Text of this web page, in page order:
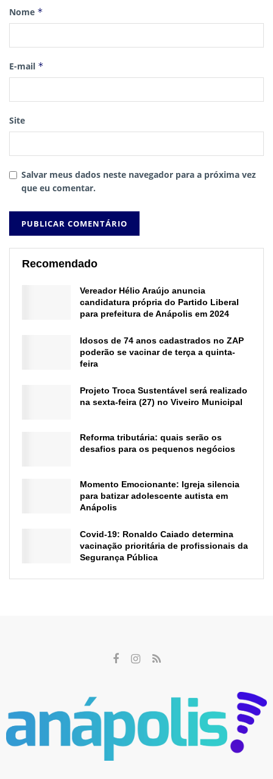
Nome *
E-mail *
Site
Salvar meus dados neste navegador para a próxima vez
que eu comentar.
Recomendado
Vereador Hélio Araújo anuncia
candidatura própria do Partido Liberal
para prefeitura de Anápolis em 2024
Idosos de 74 anos cadastrados no ZAP
poderão se vacinar de terça a quinta-
feira
Projeto Troca Sustentável será realizado
na sexta-feira (27) no Viveiro Municipal
Reforma tributária: quais serão os
desafios para os pequenos negócios
Momento Emocionante: Igreja silencia
para batizar adolescente autista em
Anápolis
Covid-19: Ronaldo Caiado determina
vacinação prioritária de profissionais da
Segurança Pública